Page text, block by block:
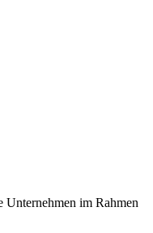
Unternehmen im Rahmen